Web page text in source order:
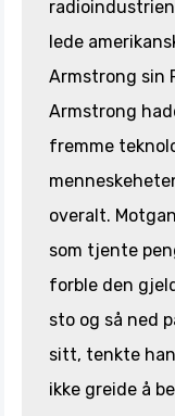
lede
Armstrong sin
Armstrong
fremme
overalt.
som tjente
forble den
sto og så ned
sitt, tenkte
ikke greide å